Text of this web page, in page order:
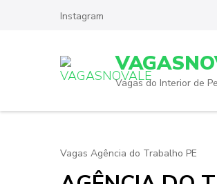
Instagram
Vagas do Interior de
Vagas Agência do Trabalho PE